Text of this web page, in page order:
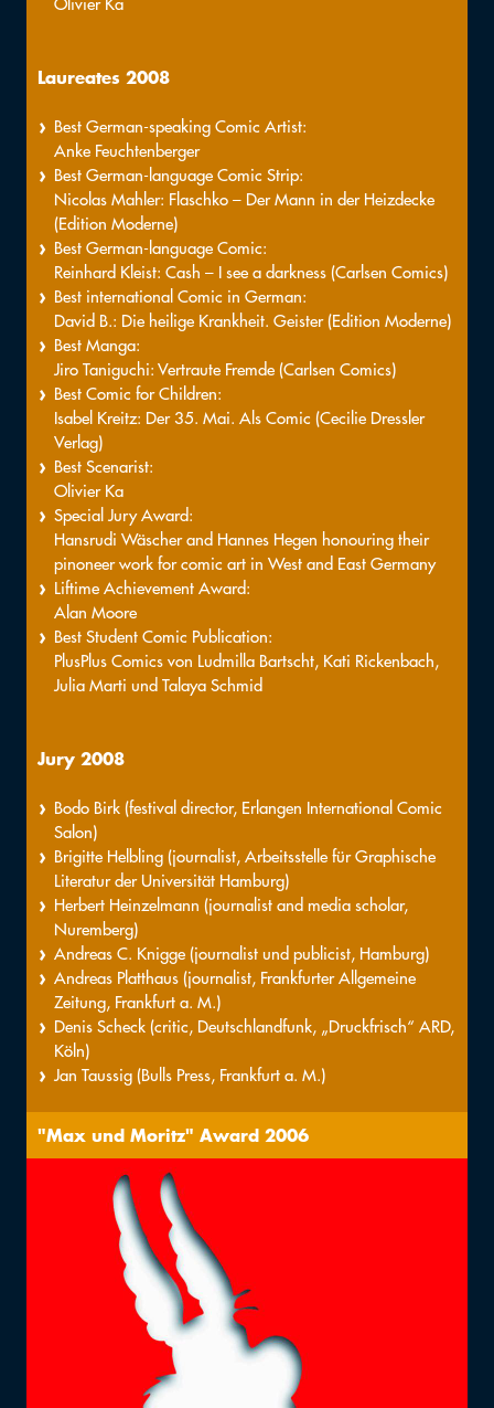
Laureates 2008
Best German-speaking Comic Artist:
Anke Feuchtenberger
Best German-language Comic Strip:
Nicolas Mahler: Flaschko – Der Mann in der Heizdecke
(Edition Moderne)
Best German-language Comic:
Reinhard Kleist: Cash – I see a darkness (Carlsen Comics)
Best international Comic in German:
David B.: Die heilige Krankheit. Geister (Edition Moderne)
Best Manga:
Jiro Taniguchi: Vertraute Fremde (Carlsen Comics)
Best Comic for Children:
Isabel Kreitz: Der 35. Mai. Als Comic (Cecilie Dressler
Verlag)
Best Scenarist:
Olivier Ka
Special Jury Award:
Hansrudi Wäscher and Hannes Hegen honouring their
pinoneer work for comic art in West and East Germany
Liftime Achievement Award:
Alan Moore
Best Student Comic Publication:
PlusPlus Comics von Ludmilla Bartscht, Kati Rickenbach,
Julia Marti und Talaya Schmid
Jury 2008
Bodo Birk (festival director, Erlangen International Comic
Salon)
Brigitte Helbling (journalist, Arbeitsstelle für Graphische
Literatur der Universität Hamburg)
Herbert Heinzelmann (journalist and media scholar,
Nuremberg)
Andreas C. Knigge (journalist und publicist, Hamburg)
Andreas Platthaus (journalist, Frankfurter Allgemeine
Zeitung, Frankfurt a. M.)
Denis Scheck (critic, Deutschlandfunk, „Druckfrisch“ ARD,
Köln)
Jan Taussig (Bulls Press, Frankfurt a. M.)
"Max und Moritz" Award 2006